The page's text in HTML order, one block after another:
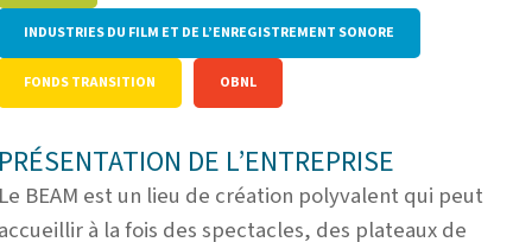
INDUSTRIES DU FILM ET DE L’ENREGISTREMENT SONORE
FONDS TRANSITION OBNL
DE L’ENTREPRISE
BEAM est un lieu de création polyvalent qui peut
à la fois des spectacles, des plateaux de